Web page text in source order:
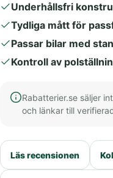
Underhållsfri
Tydliga mått för
Passar bilar med
Kontroll av
Rabatterier.se säljer
och länkar till
Läs recensionen